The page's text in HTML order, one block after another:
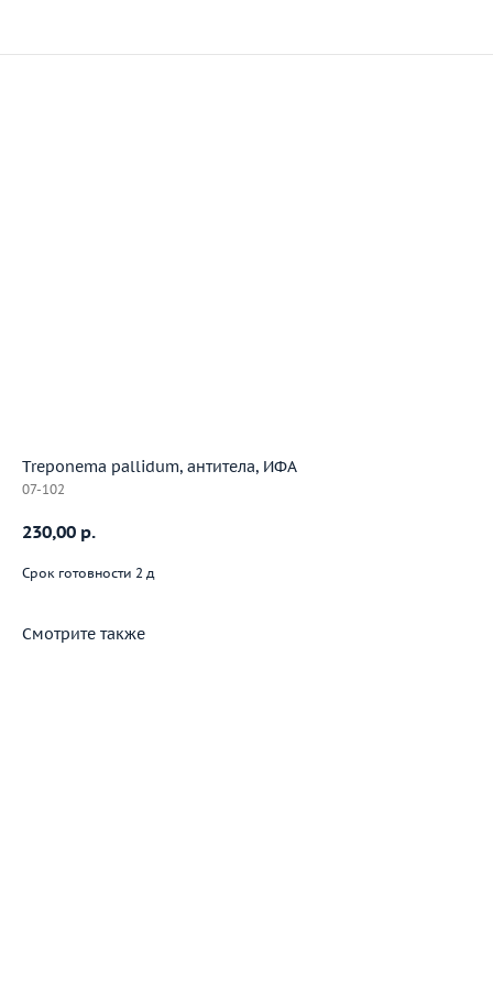
Treponema pallidum, антитела, ИФА
07-102
230,00 р.
Срок готовности 2 д
Смотрите также